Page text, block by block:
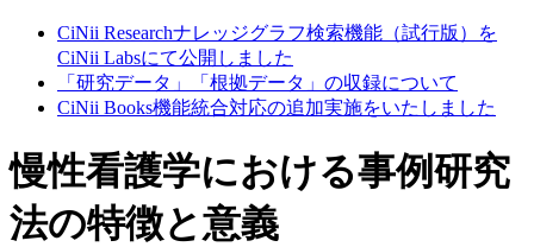
CiNii Researchナレッジグラフ検索機能（試行版）を
CiNii Labsにて公開しました
「研究データ」「根拠データ」の収録について
CiNii Books機能統合対応の追加実施をいたしました
慢性看護学における事例研究
法の特徴と意義